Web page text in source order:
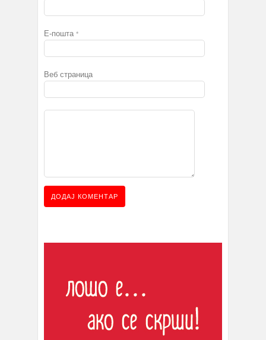
Е-пошта *
Веб страница